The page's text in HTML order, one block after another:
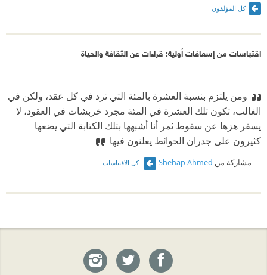
كل المؤلفون
اقتباسات من إسعافات أولية: قراءات عن الثقافة والحياة
ومن يلتزم بنسبة العشرة بالمئة التي ترد في كل عقد، ولكن في
الغالب، تكون تلك العشرة في المئة مجرد خربشات في العقود، لا
يسفر هزها عن سقوط ثمر أنا أشبهها بتلك الكتابة التي يضعها
كثيرون على جدران الحوائط يعلنون فيها
مشاركة من Shehap Ahmed كل الاقتباسات